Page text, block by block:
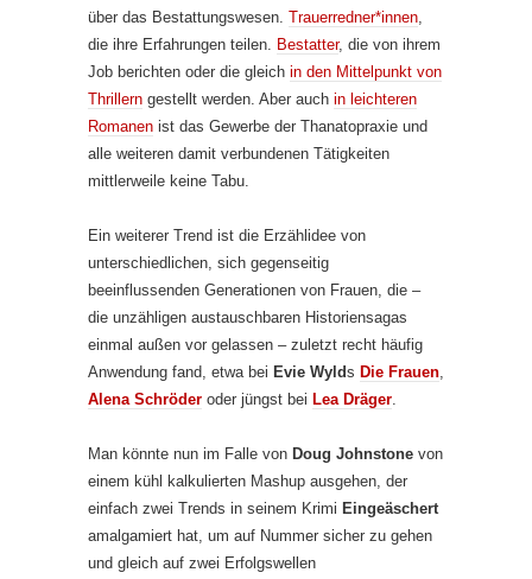
über das Bestattungswesen. Trauerredner*innen
die ihre Erfahrungen teilen.
Bestatter, die von ihrem
Job berichten oder die gleich in den Mittelpunkt von
Thrillern gestellt werden. Aber auch in leichteren
Romanen ist das Gewerbe der Thanatopraxie und
alle weiteren damit verbundenen Tätigkeiten
mittlerweile keine Tabu.
Ein weiterer Trend ist die Erzählidee von
unterschiedlichen, sich gegenseitig
beeinflussenden Generationen von Frauen, die –
die unzähligen austauschbaren Historiensagas
einmal außen vor gelassen – zuletzt recht häufig
Anwendung fand, etwa bei Evie Wylds Die Frauen
Alena Schröder oder jüngst bei Lea Dräger
Man könnte nun im Falle von Doug Johnstone von
einem kühl kalkulierten Mashup ausgehen, der
einfach zwei Trends in seinem Krimi Eingeäschert
amalgamiert hat, um auf Nummer sicher zu gehen
und gleich auf zwei Erfolgswellen